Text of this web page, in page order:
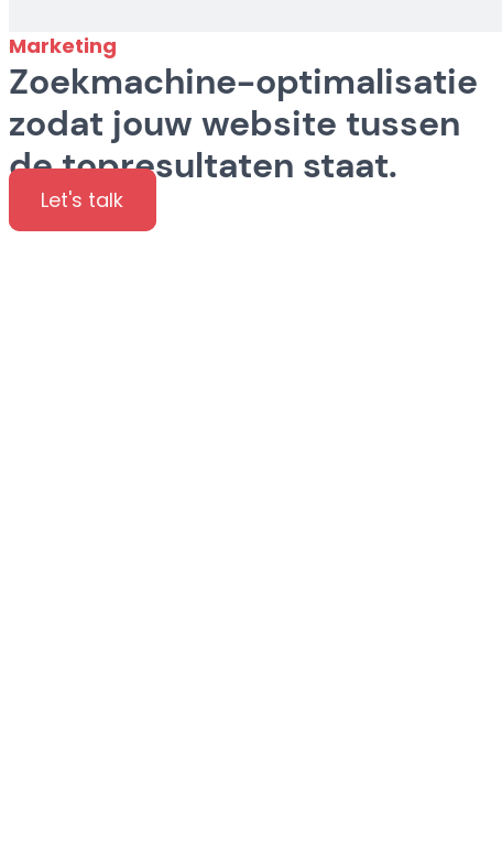
Marketing
Zoekmachine-optimalisatie
zodat jouw website tussen
de topresultaten staat.
Let's talk